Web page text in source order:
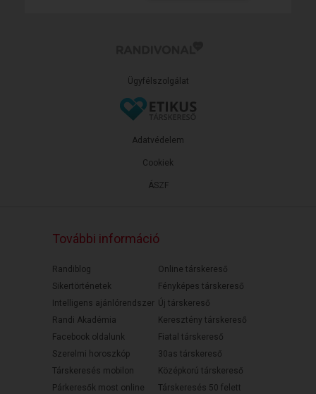
Ügyfélszolgálat
ÁSZF
Adatvédelem
Cookiek
További információ
Randiblog
Sikertörténetek
Intelligens ajánlórendszer
Randi Akadémia
Facebook oldalunk
Szerelmi horoszkóp
Társkeresés mobilon
Párkeresők most online
Online társkereső
Fényképes társkereső
Új társkereső
Keresztény társkereső
Fiatal társkereső
30as társkereső
Középkorú társkereső
Társkeresés 50 felett